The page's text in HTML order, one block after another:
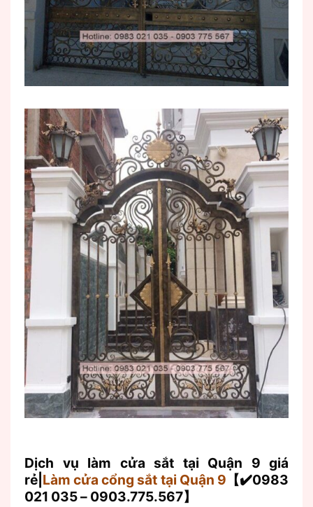
Dịch vụ làm cửa sắt tại Quận 9 giá
rẻ| Làm cửa cổng sắt tại Quận 9 【✔️0983
021 035 – 0903.775.567】